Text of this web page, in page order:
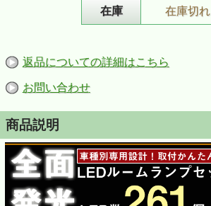
在庫 在庫切れ
返品についての詳細はこちら
お問い合わせ
商品説明